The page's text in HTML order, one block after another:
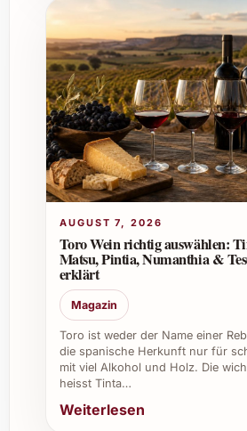
bleibenden Eindruck
einen geschmackvollen
Bestellen Sie La Vinya del
erleben Sie einen Wein, der
vielfarbigen Aromatik und
Er ist der perfekte Begleiter,
Momente noch
AUGUST 7, 2026
Toro Wein richtig auswählen:
Matsu, Pintia, Numanthia &
erklärt
Magazin
Toro ist weder der Name einer
die spanische Herkunft nur für
mit viel Alkohol und Holz. Die
heisst Tinta…
Weiterlesen